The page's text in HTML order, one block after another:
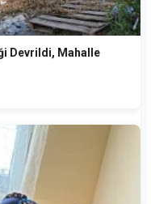
Devrildi, Mahalle